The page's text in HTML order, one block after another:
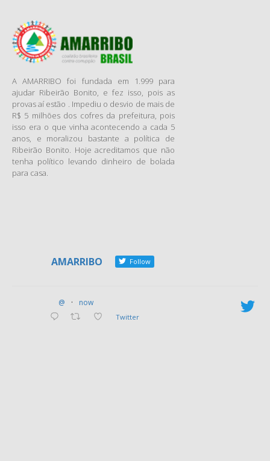
A AMARRIBO foi fundada em 1.999 para
ajudar Ribeirão Bonito, e fez isso, pois as
provas aí estão . Impediu o desvio de mais de
R$ 5 milhões dos cofres da prefeitura, pois
isso era o que vinha acontecendo a cada 5
anos, e moralizou bastante a política de
Ribeirão Bonito. Hoje acreditamos que não
tenha político levando dinheiro de bolada
para casa.
AMARRIBO Follow
@ · now
Twitter